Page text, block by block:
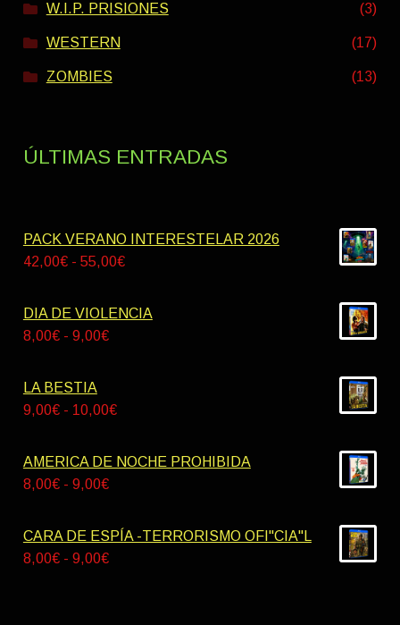
W.I.P. PRISIONES (3)
WESTERN (17)
ZOMBIES (13)
ÚLTIMAS ENTRADAS
PACK VERANO INTERESTELAR 2026
42,00€ - 55,00€Rango
precios:
DIA DE VIOLENCIA
8,00€ - 9,00€Rango
desde
9,00€
LA BESTIA
9,00€ - 10,00€Rango
precios:
10,00€
AMERICA DE NOCHE PROHIBIDA
8,00€ - 9,00€Rango
precios:
desde
CARA DE ESPÍA -TERRORISMO OFI"CIA"L
8,00€ - 9,00€Rango